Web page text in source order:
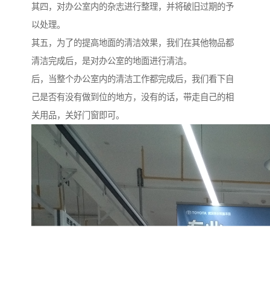
其四，对办公室内的杂志进行整理，并将破旧过期的予
以处理。
其五，为了的提高地面的清洁效果，我们在其他物品都
清洁完成后，是对办公室的地面进行清洁。
后，当整个办公室内的清洁工作都完成后，我们看下自
己是否有没有做到位的地方，没有的话，带走自己的相
关用品，关好门窗即可。